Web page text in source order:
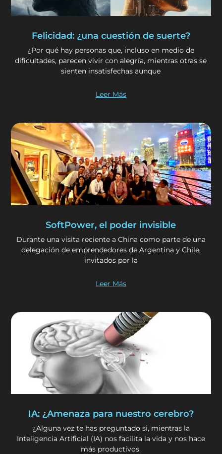
Felicidad: ¿una cuestión de suerte?
¿Por qué hay personas que, incluso en medio de
dificultades, parecen vivir con alegría, mientras otras se
sienten insatisfechas aunque
Leer Más
SoftPower, el poder invisible
Durante una visita reciente a China como parte de una
delegación de emprendedores de Argentina y Chile,
invitados por la
Leer Más
IA: ¿Amenaza para nuestro cerebro?
¿Alguna vez te has preguntado si, mientras la
Inteligencia Artificial (IA) nos facilita la vida y nos hace
más productivos,